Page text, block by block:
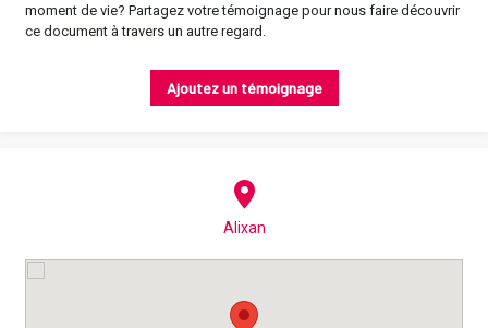
moment de vie? Partagez votre témoignage pour nous faire découvrir
ce document à travers un autre regard.
Ajoutez un témoignage
Alixan